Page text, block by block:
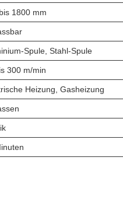
1800 mm
Spule, Stahl-Spule
300 m/min
Heizung, Gasheizung